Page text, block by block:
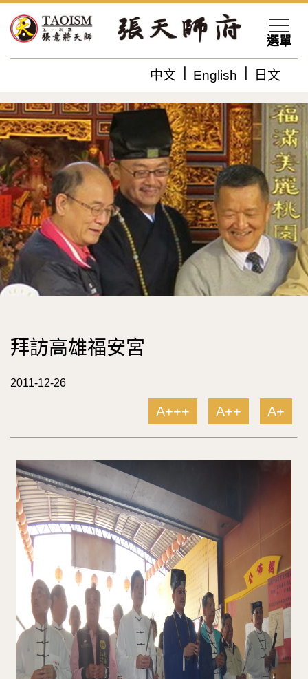
中文 English 日文
選單
拜訪高雄福安宮
2011-12-26
A+++ A++ A+